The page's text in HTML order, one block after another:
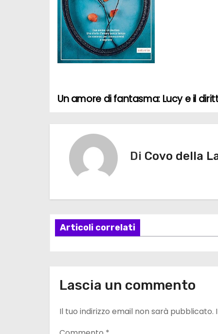
N
a
a
z
n
e
a
Un amore di fantasma: Lucy e il
Di Covo della
Articoli correlati
Lascia un commento
Il tuo indirizzo email non sarà pubblicato.